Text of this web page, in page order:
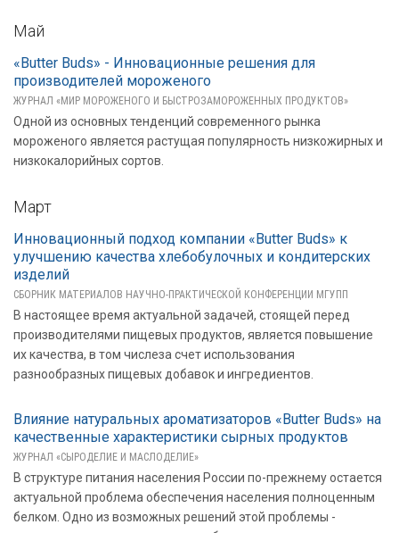
Май
«Butter Buds» - Инновационные решения для
производителей мороженого
ЖУРНАЛ «МИР МОРОЖЕНОГО И БЫСТРОЗАМОРОЖЕННЫХ ПРОДУКТОВ»
Одной из основных тенденций современного рынка
мороженого является растущая популярность низкожирных и
низкокалорийных сортов.
Март
Инновационный подход компании «Butter Buds» к
улучшению качества хлебобулочных и кондитерских
изделий
СБОРНИК МАТЕРИАЛОВ НАУЧНО-ПРАКТИЧЕСКОЙ КОНФЕРЕНЦИИ МГУПП
В настоящее время актуальной задачей, стоящей перед
производителями пищевых продуктов, является повышение
их качества, в том числеза счет использования
разнообразных пищевых добавок и ингредиентов.
Влияние натуральных ароматизаторов «Butter Buds» на
качественные характеристики сырных продуктов
ЖУРНАЛ «СЫРОДЕЛИЕ И МАСЛОДЕЛИЕ»
В структуре питания населения России по-прежнему остается
актуальной проблема обеспечения населения полноценным
белком. Одно из возможных решений этой проблемы -